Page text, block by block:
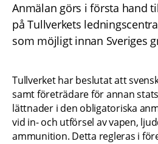
Anmälan görs i första hand
på Tullverkets
som möjligt innan Sveriges
Tullverket har beslutat att
samt företrädare för annan
lättnader i den obligatoriska
vid in- och utförsel av vapen,
ammunition. Detta regleras i